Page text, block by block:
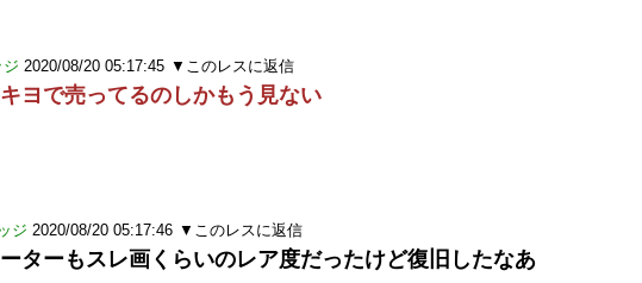
2020/08/20 05:17:45 ▼このレスに返信
ヨで売ってるのしかもう見ない
ジ 2020/08/20 05:17:46 ▼このレスに返信
ターもスレ画くらいのレア度だったけど復旧したなあ